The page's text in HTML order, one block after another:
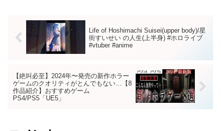
Life of Hoshimachi Suisei(upper body)/星
街すいせい の人生(上半身) #ホロライブ
#vtuber #anime
【絶叫必至】2024年〜発売の新作ホラー
ゲームのクオリティがとんでもない…【8
作品紹介】おすすめゲーム
PS4/PS5「UE5」